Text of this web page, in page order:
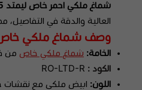
شماغ ملكي احمر خاص ليمتد 2025
العالية والدقة في التفاصيل،
وصف شماغ ملكي
الخامة: شماغ ملكي خاص من
الكود : RO-LTD-R
اللون: ابيض ملكي مع نقشات